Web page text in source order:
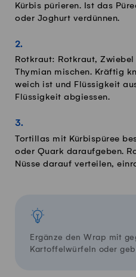
Kürbis pürieren. Ist das
oder Joghurt verdünnen.
Rotkraut: Rotkraut,
Thymian mischen. Kräftig
weich ist und Flüssigkeit
Flüssigkeit abgiessen.
Tortillas mit Kürbispüree
oder Quark daraufgeben.
Nüsse darauf verteilen,
Ergänze den Wrap mit
Kartoffelwürfeln oder